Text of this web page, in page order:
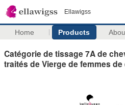
Ellawigss
Home Products
Catégorie de tissage 7A de
traités de Vierge de femmes